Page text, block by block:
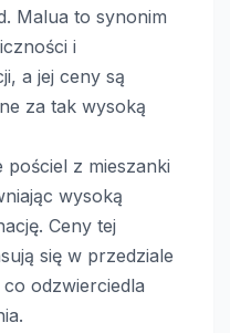
Malua to synonim
i
a jej ceny są
za tak wysoką
pościel z mieszanki
wysoką
Ceny tej
się w przedziale
co odzwierciedla